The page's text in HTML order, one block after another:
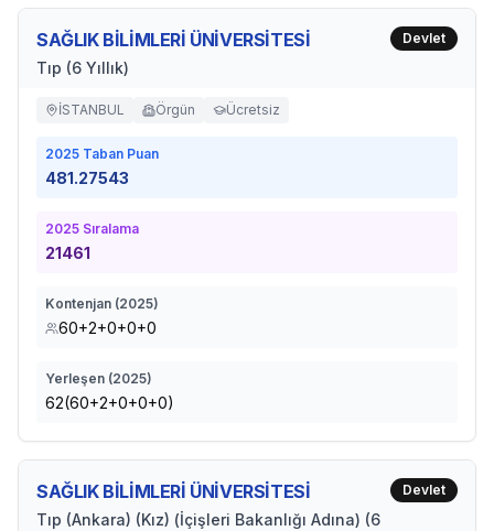
SAĞLIK BİLİMLERİ ÜNİVERSİTESİ
Tıp (6 Yıllık)
Devlet
İSTANBUL Örgün Ücretsiz
2025 Taban Puan
481.27543
2025 Sıralama
21461
Kontenjan (2025)
60+2+0+0+0
Yerleşen (2025)
62(60+2+0+0+0)
SAĞLIK BİLİMLERİ ÜNİVERSİTESİ
Tıp (Ankara) (Kız) (İçişleri Bakanlığı Adına) (6
Devlet